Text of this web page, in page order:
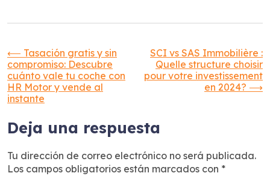
Navegación
de
entradas
⟵ Tasación gratis y sin
compromiso: Descubre
cuánto vale tu coche con
HR Motor y vende al
instante
SCI vs SAS Immobilière :
Quelle structure choisir
pour votre investissement
en 2024? ⟶
Deja una respuesta
Tu dirección de correo electrónico no será publicada.
Los campos obligatorios están marcados con *